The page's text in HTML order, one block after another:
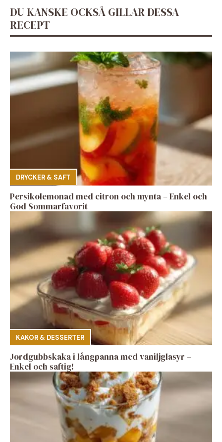
DU KANSKE OCKSÅ GILLAR DESSA
RECEPT
DRYCKER & SAFT
Persikolemonad med citron och mynta – Enkel och
God Sommarfavorit
KAKOR & DESSERTER
Jordgubbskaka i långpanna med vaniljglasyr –
Enkel och saftig!